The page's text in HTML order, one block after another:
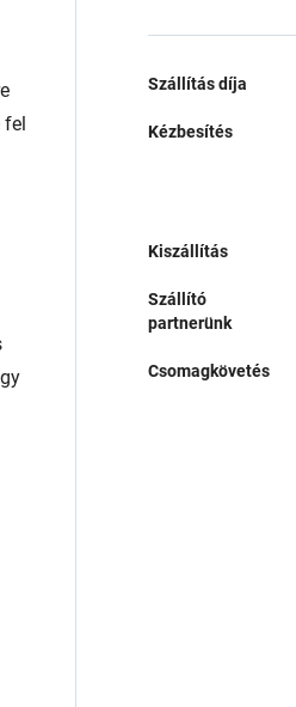
fel
Szállítás díja
Kézbesítés
Kiszállítás
Szállító
partnerünk
Csomagkövetés